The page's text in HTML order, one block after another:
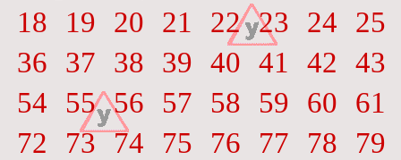
18
19 20 21 22 23 24
25
36
37 38 39 40 41 42
43
54
55 56 57 58 59 60
61
72
73 74 75 76 77 78
79